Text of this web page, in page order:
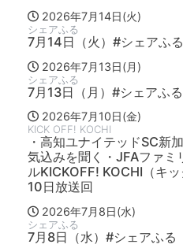
2026年7月14日(火)
シェアふる
7月14日（火）#シェアふ
2026年7月13日(月)
シェアふる
7月13日（月）#シェアふ
2026年7月10日(金)
KICK OFF! KOCHI
・高知ユナイテッドSC
気込みを聞く・JFAファミ
ルKICKOFF! KOCHI（キ
10日放送回
2026年7月8日(水)
シェアふる
7月8日（水）#シェアふ